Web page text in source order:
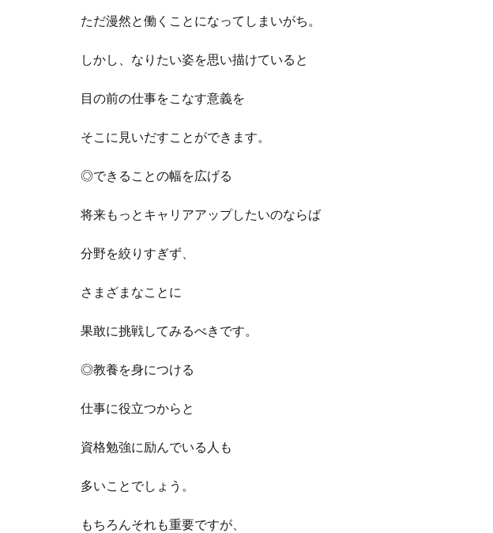
ただ漫然と働くことになってしまいがち。
しかし、なりたい姿を思い描けていると
目の前の仕事をこなす意義を
そこに見いだすことができます。
◎できることの幅を広げる
将来もっとキャリアアップしたいのならば
分野を絞りすぎず、
さまざまなことに
果敢に挑戦してみるべきです。
◎教養を身につける
仕事に役立つからと
資格勉強に励んでいる人も
多いことでしょう。
もちろんそれも重要ですが、